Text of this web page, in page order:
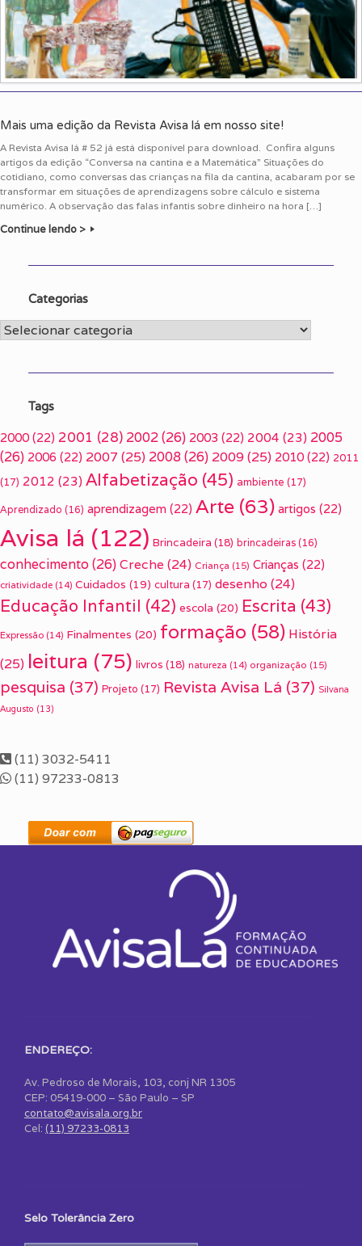
Mais uma edição da Revista Avisa lá em nosso site!
A Revista Avisa lá # 52 já está disponível para download. Confira alguns
artigos da edição “Conversa na cantina e a Matemática” Situações do
cotidiano, como conversas das crianças na fila da cantina, acabaram por se
transformar em situações de aprendizagens sobre cálculo e sistema
numérico. A observação das falas infantis sobre dinheiro na hora […]
Continue lendo >
Categorias
Categorias
Tags
2000 (22) 2001 (28) 2002(26) 2003 (22) 2004 (23) 2005
(26) 2006 (22) 2007 (25) 2008(26) 2009(25) 2010 (22) 2011
(17) 2012 (23) Alfabetização (45) ambiente (17)
Aprendizado (16) aprendizagem (22) Arte (63) artigos (22)
Avisa lá (122) Brincadeira (18) brincadeiras (16)
conhecimento(26) Creche (24) Criança (15) Crianças (22)
criatividade (14) Cuidados (19) cultura (17) desenho (24)
Educação Infantil (42) escola (20) Escrita (43)
Expressão (14) Finalmentes (20) formação (58) História
(25) leitura (75) livros (18) natureza (14) organização (15)
pesquisa (37) Projeto (17) Revista Avisa Lá (37) Silvana
Augusto (13)
(11) 3032-5411
(11) 97233-0813
ENDEREÇO:
Av. Pedroso de Morais, 103, conj NR 1305
CEP: 05419-000 – São Paulo – SP
contato@avisala.org.br
Cel: (11) 97233-0813
Selo Tolerância Zero